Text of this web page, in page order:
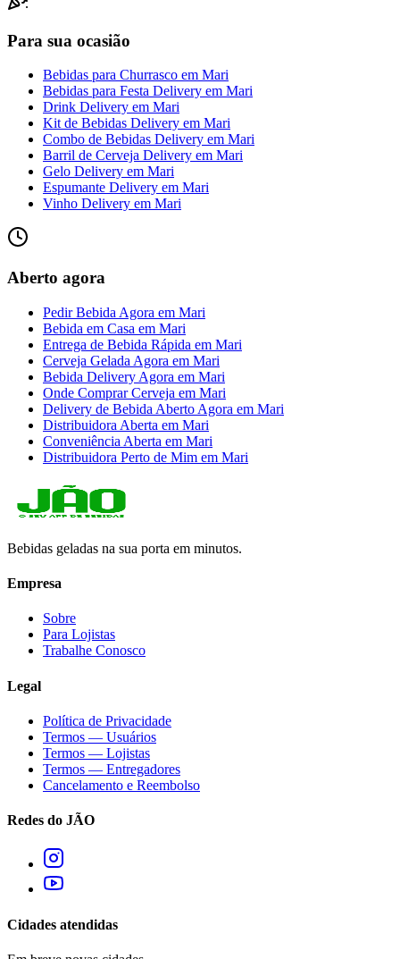
Para sua ocasião
Bebidas para Churrasco em Mari
Bebidas para Festa Delivery em Mari
Drink Delivery em Mari
Kit de Bebidas Delivery em Mari
Combo de Bebidas Delivery em Mari
Barril de Cerveja Delivery em Mari
Gelo Delivery em Mari
Espumante Delivery em Mari
Vinho Delivery em Mari
Aberto agora
Pedir Bebida Agora em Mari
Bebida em Casa em Mari
Entrega de Bebida Rápida em Mari
Cerveja Gelada Agora em Mari
Bebida Delivery Agora em Mari
Onde Comprar Cerveja em Mari
Delivery de Bebida Aberto Agora em Mari
Distribuidora Aberta em Mari
Conveniência Aberta em Mari
Distribuidora Perto de Mim em Mari
Bebidas geladas na sua porta em minutos.
Empresa
Sobre
Para Lojistas
Trabalhe Conosco
Legal
Política de Privacidade
Termos — Usuários
Termos — Lojistas
Termos — Entregadores
Cancelamento e Reembolso
Redes do JÃO
Cidades atendidas